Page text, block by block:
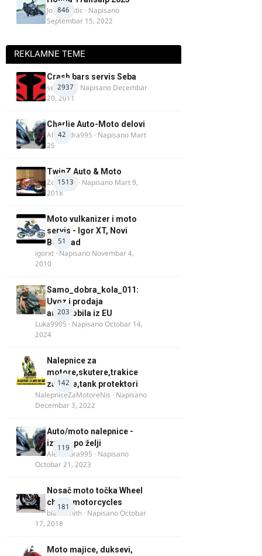
846
Jovan Ristic · Napisano
Septembar 15, 2022
REKLAMNE TEME
2937
Crash bars servis Seba
seba011 · Napisano Decembar
20, 2011
42
Charlie Auto-Moto delovi
Alexandra995 · Napisano Mart
25
1513
TwinZ Auto & Moto
Zeljkamp · Napisano Mart 9,
2018
51
Moto vulkanizer i moto
servis - Igor XT, Novi
Beograd
igorxt · Napisano Novembar 4,
2010
203
Samo_dobra_kola_011:
Uvoz i prodaja
automobila iz EU
Luka9905 · NapisanoOctobar 14,
2024
142
Nalepnice za
motore,skutere,trakice
za felne,tank protektori
NalepniceZaMotoreNis · Napisano
Decembar 3, 2022
119
Auto/moto nalepnice -
izrada po želji
Alexandra995 · Napisano
Octobar 21, 2023
181
Nosač moto točka Wheel
chock motorcycles
blacksmith · NapisanoOctobar
17, 2018
Moto majice, duksevi,